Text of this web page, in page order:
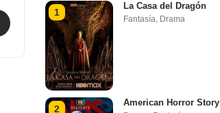
1
La Casa del Dragón
Fantasía, Drama
2
American Horror Story